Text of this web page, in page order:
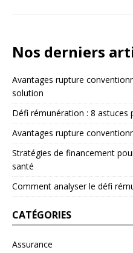
Nos derniers
Avantages rupture
solution
Défi rémunération : 8 astuces
Avantages rupture
Stratégies de financement
santé
Comment analyser le défi
CATÉGORIES
Assurance